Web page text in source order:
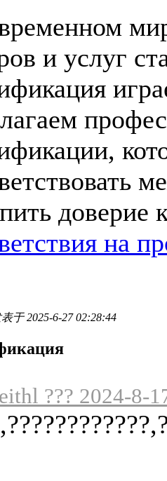
и услуг
доверие
на
于 2025-6-27 02:28:44
??? 2024-8-